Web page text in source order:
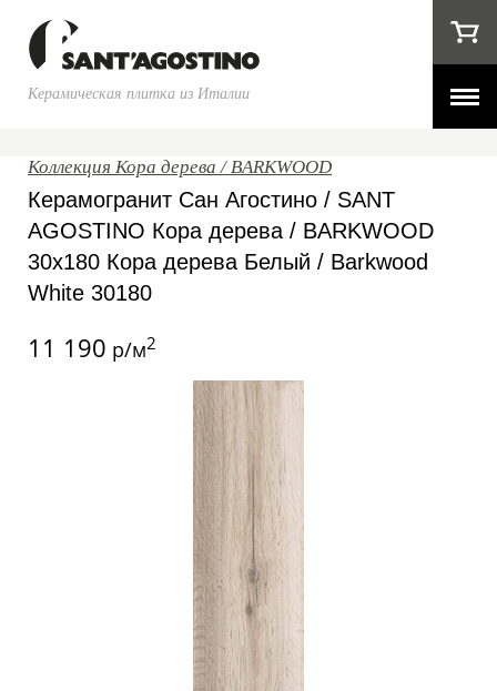
Керамическая плитка из Италии
Коллекция Кора дерева / BARKWOOD
Керамогранит Сан Агостино / SANT
AGOSTINO Кора дерева / BARKWOOD
30x180 Кора дерева Белый / Barkwood
White 30180
11 190 р/м2